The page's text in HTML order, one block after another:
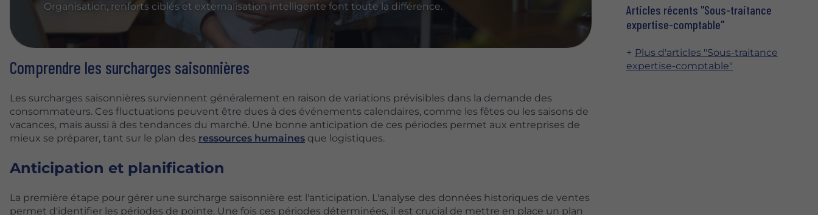
Articles récents "Sous-traitance
expertise-comptable"
Plus d'articles "Sous-traitance
expertise-comptable"
Organisation, renforts ciblés et externalisation intelligente font toute la différence.
Comprendre les surcharges saisonnières
Les surcharges saisonnières surviennent généralement en raison de variations prévisibles dans la demande des
consommateurs. Ces fluctuations peuvent être dues à des événements calendaires, comme les fêtes ou les saisons de
vacances, mais aussi à des tendances du marché. Une bonne anticipation de ces périodes permet aux entreprises de
mieux se préparer, tant sur le plan des ressources humaines que logistiques.
Anticipation et planification
La première étape pour gérer une surcharge saisonnière est l'anticipation. L'analyse des données historiques de ventes
permet d'identifier les périodes de pointe. Une fois ces périodes déterminées, il est crucial de mettre en place un plan